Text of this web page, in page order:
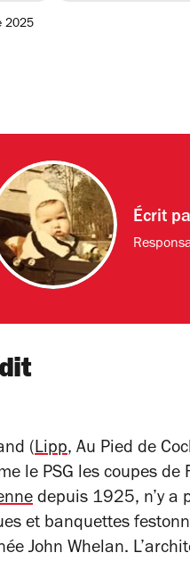
2025
Écrit
(Lipp, Au Pied de
le PSG les coupes
depuis 1925, n’y a
et banquettes
John Whelan.